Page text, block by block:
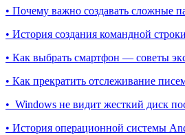
• Почему важно создавать сложные
• История создания командной строки
• Как выбрать смартфон — советы
• Как прекратить отслеживание
• Windows не видит жесткий диск
• История операционной системы